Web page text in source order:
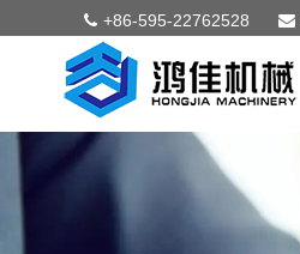
+86-595-22762528